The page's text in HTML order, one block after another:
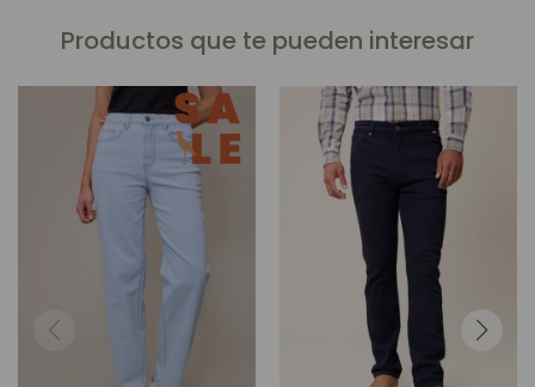
Productos que te pueden interesar